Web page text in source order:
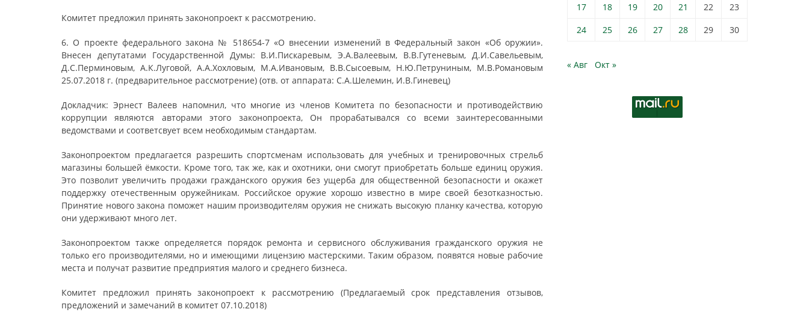
Комитет предложил принять законопроект к рассмотрению.
6. О проекте федерального закона № 518654-7 «О внесении изменений в Федеральный закон «Об оружии».
Внесен депутатами Государственной Думы: В.И.Пискаревым, Э.А.Валеевым, В.В.Гутеневым, Д.И.Савельевым,
Д.С.Перминовым, А.К.Луговой, А.А.Хохловым, М.А.Ивановым, В.В.Сысоевым, Н.Ю.Петруниным, М.В.Романовым
25.07.2018 г. (предварительное рассмотрение) (отв. от аппарата: С.А.Шелемин, И.В.Гиневец)
Докладчик: Эрнест Валеев напомнил, что многие из членов Комитета по безопасности и противодействию
коррупции являются авторами этого законопроекта, Он прорабатывался со всеми заинтересованными
ведомствами и соответсвует всем необходимым стандартам.
Законопроектом предлагается разрешить спортсменам использовать для учебных и тренировочных стрельб
магазины большей ёмкости. Кроме того, так же, как и охотники, они смогут приобретать больше единиц оружия.
Это позволит увеличить продажи гражданского оружия без ущерба для общественной безопасности и окажет
поддержку отечественным оружейникам. Российское оружие хорошо известно в мире своей безотказностью.
Принятие нового закона поможет нашим производителям оружия не снижать высокую планку качества, которую
они удерживают много лет.
Законопроектом также определяется порядок ремонта и сервисного обслуживания гражданского оружия не
только его производителями, но и имеющими лицензию мастерскими. Таким образом, появятся новые рабочие
места и получат развитие предприятия малого и среднего бизнеса.
Комитет предложил принять законопроект к рассмотрению (Предлагаемый срок представления отзывов,
предложений и замечаний в комитет 07.10.2018)
17
18 19 20 21 22
23
24
25 26 27 28 29 30
« Авг Окт »